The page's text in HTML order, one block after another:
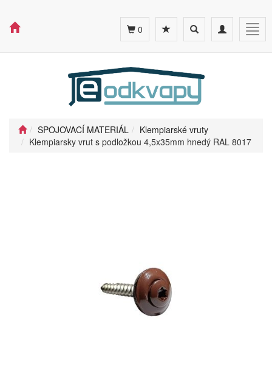
Toggle
navigation
Toggle
search
0
SPOJOVACÍ MATERIÁL
Klempiarské vruty
Klempiarsky vrut s podložkou 4,5x35mm hnedý RAL 8017